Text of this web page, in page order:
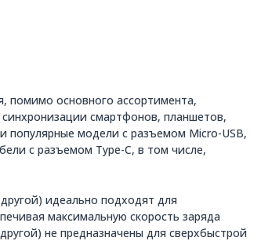
помимо основного ассортимента,
смартфонов, планшетов,
популярные модели с разъемом Micro-USB,
с разъемом Type-C, в том числе,
идеально подходят для
максимальную скорость заряда
не предназначены для сверхбыстрой